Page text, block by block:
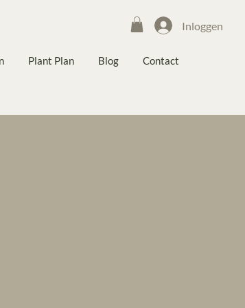
Inloggen
Plant Plan Blog Contact